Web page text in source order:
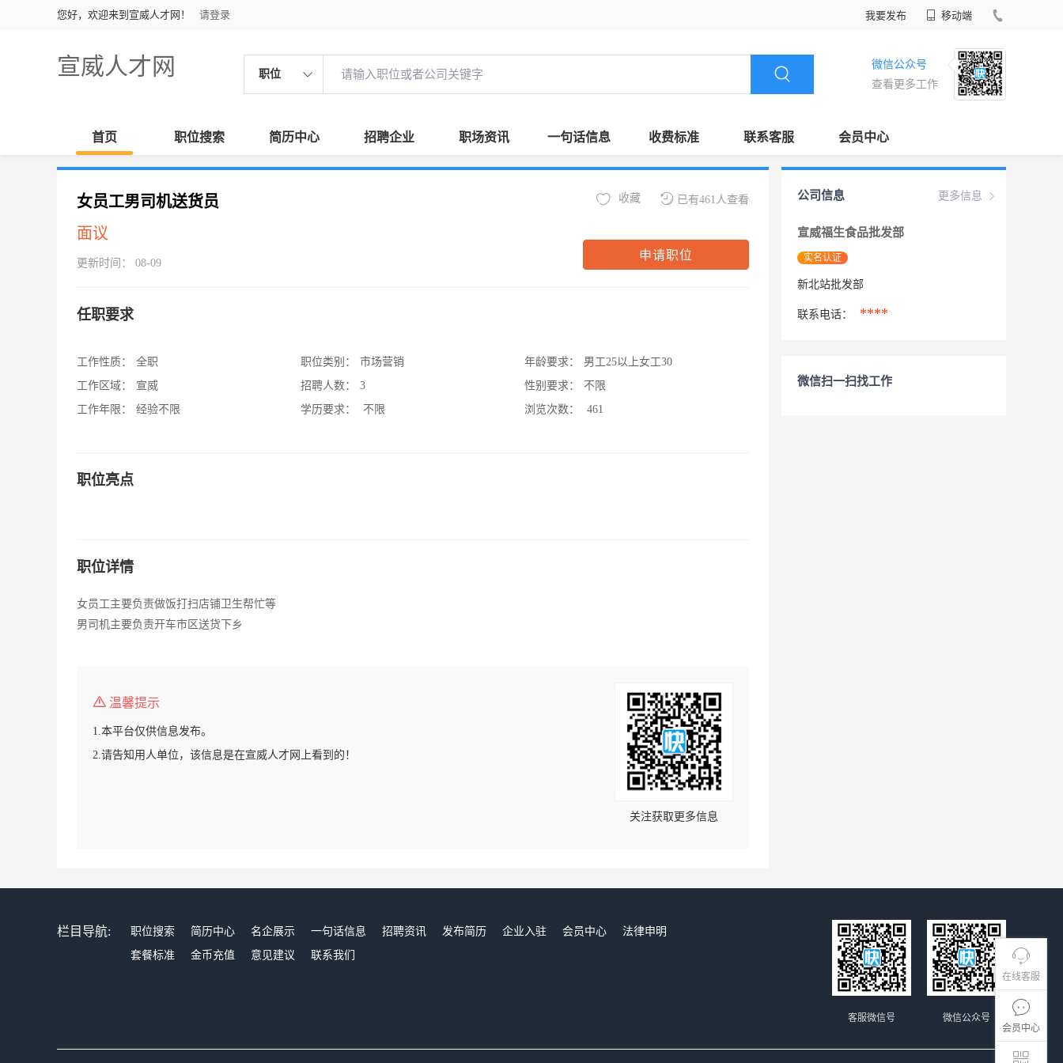
您好，欢迎来到宣威人才网！ 请登录 我要发布 移动端
宣威人才网 职位
微信公众号
查看更多工作
首页 职位搜索 简历中心 招聘企业 职场资讯 一句话信息 收费标准 联系客服 会员中心
在线客服
会员中心
女员工男司机送货员
面议
更新时间： 08-09
已有461人查看
收藏
申请职位
任职要求
工作性质：
全职
工作区域：
宣威
工作年限：
经验不限
职位类别：
市场营销
招聘人数：
3
学历要求：
不限
年龄要求：
男工25以上女工30
性别要求：
不限
浏览次数：
461
职位亮点
职位详情
女员工主要负责做饭打扫店铺卫生帮忙等
男司机主要负责开车市区送货下乡
温馨提示
1.本平台仅供信息发布。
2.请告知用人单位，该信息是在宣威人才网上看到的！
关注获取更多信息
更多信息
公司信息
宣威福生食品批发部
实名认证
新北站批发部
联系电话： ****
微信扫一扫找工作
栏目导航: 职位搜索 简历中心 名企展示 一句话信息 招聘资讯 发布简历 企业入驻 会员中心
法律申明
套餐标准
金币充值 意见建议 联系我们
微信公众号
客服微信号